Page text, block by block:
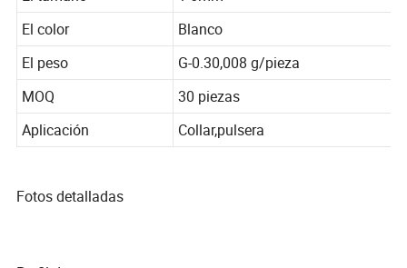
El tamaño 1-6mm
El color Blanco
El peso
G-0.30,008 g/pieza
MOQ
30 piezas
Aplicación Collar,pulsera
Fotos detalladas